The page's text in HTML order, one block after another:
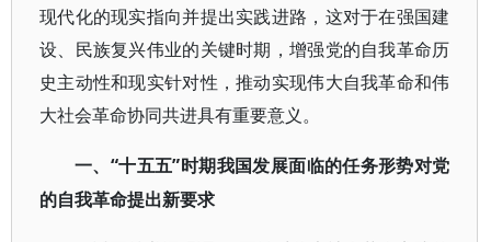
现代化的现实指向并提出实践进路，这对于在强国建
设、民族复兴伟业的关键时期，增强党的自我革命历
史主动性和现实针对性，推动实现伟大自我革命和伟
大社会革命协同共进具有重要意义。
一、 “十五五”时期我国发展面临的任务形势对党
的自我革命提出新要求